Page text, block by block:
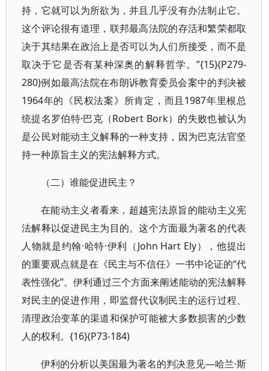
持，它就可以为所欲为，并且几乎没有办法制止它。
这个评论很有道理，联邦最高法院的存活和繁荣都取
决于其结果在政治上是否可以为人们所接受，而不是
取决于它是否有某种深奥的解释哲学。”{15}(P279-
280)例如最高法院在布朗诉教育委员会案中的判决被
1964年的《民权法案》所肯定，而且1987年里根总
统提名罗伯特·巴克（Robert Bork）的失败也被认为
是公民对能动主义解释的一种支持，因为巴克法官坚
持一种原旨主义的宪法解释方式。
（二）谁能促进民主？
在能动主义者看来，超越宪法原旨的能动主义宪
法解释以促进民主为目的。这个方面最为著名的代表
人物就是约翰·哈特·伊利（John Hart Ely），他提出
的重要观点就是在《民主与不信任》一书中论证的“代
表性强化”。伊利通过三个方面来阐述能动的宪法解释
对民主的促进作用，即监督代议制民主的运行过程、
清理政治变革的渠道和保护可能被大多数损害的少数
人的权利。{16}(P73-184)
伊利的分析以美国最为著名的判决意见—哈兰·斯